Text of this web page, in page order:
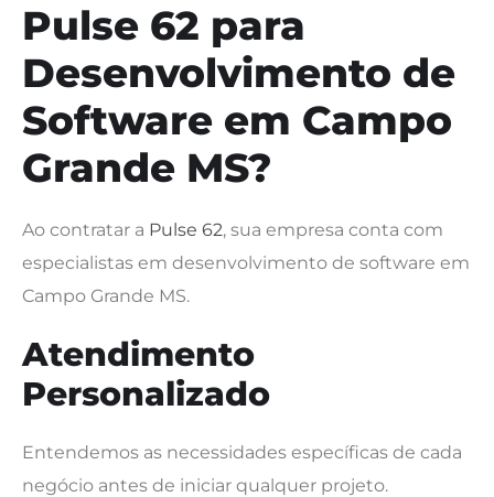
Pulse 62 para
Desenvolvimento de
Software em Campo
Grande MS?
Ao contratar a Pulse 62, sua empresa conta com
especialistas em desenvolvimento de software em
Campo Grande MS.
Atendimento
Personalizado
Entendemos as necessidades específicas de cada
negócio antes de iniciar qualquer projeto.